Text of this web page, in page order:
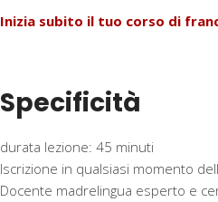
Inizia subito il tuo corso di
Specificità
durata lezione: 45 minuti
Iscrizione in qualsiasi momento
Docente madrelingua esperto e